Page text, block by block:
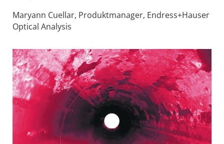
Maryann Cuellar, Produktmanager, Endress+Hauser
Optical Analysis